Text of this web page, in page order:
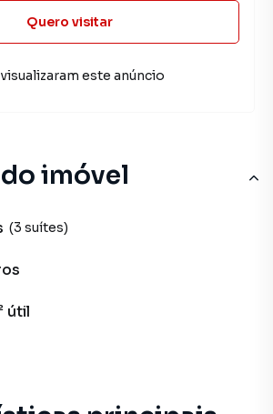
imóvel
(3 suítes)
útil
Quero visitar
este anúncio